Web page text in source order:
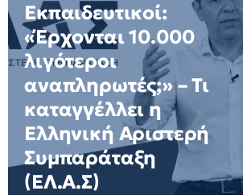
Εκπαιδευτικοί:
«Έρχονται 10.000
λιγότεροι
αναπληρωτές;» – Τι
καταγγέλλει η
Ελληνική Αριστερή
Συμπαράταξη
(ΕΛ.Α.Σ)